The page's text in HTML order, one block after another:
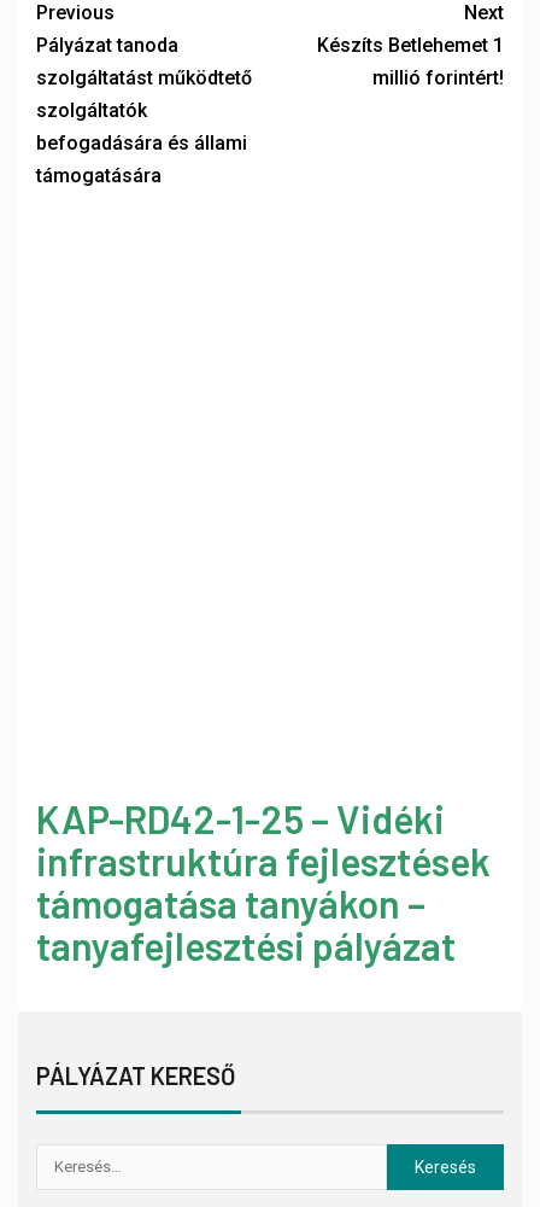
Previous
Pályázat tanoda
szolgáltatást működtető
szolgáltatók
befogadására és állami
támogatására
Next
Készíts Betlehemet 1
millió forintért!
KAP-RD42-1-25 – Vidéki
infrastruktúra fejlesztések
támogatása tanyákon –
tanyafejlesztési pályázat
PÁLYÁZAT KERESŐ